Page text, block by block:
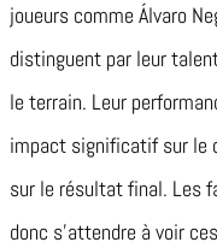
joueurs comme Álvaro
distinguent par leur
le terrain. Leur
impact significatif sur le
sur le résultat final. Les
donc s’attendre à voir